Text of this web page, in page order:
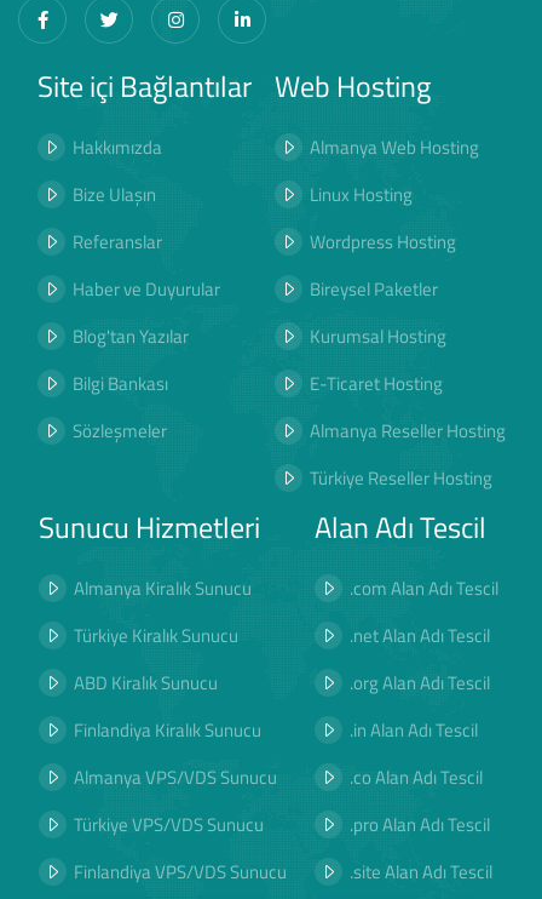
Site içi Bağlantılar
Hakkımızda
Bize Ulaşın
Referanslar
Haber ve Duyurular
Blog'tan Yazılar
Bilgi Bankası
Sözleşmeler
Web Hosting
Almanya Web Hosting
Linux Hosting
Wordpress Hosting
Bireysel Paketler
Kurumsal Hosting
E-Ticaret Hosting
Almanya Reseller Hosting
Türkiye Reseller Hosting
Sunucu Hizmetleri
Almanya Kiralık Sunucu
Türkiye Kiralık Sunucu
ABD Kiralık Sunucu
Finlandiya Kiralık Sunucu
Almanya VPS/VDS Sunucu
Türkiye VPS/VDS Sunucu
Finlandiya VPS/VDS Sunucu
Alan Adı Tescil
.com Alan Adı Tescil
.net Alan Adı Tescil
.org Alan Adı Tescil
.in Alan Adı Tescil
.co Alan Adı Tescil
.pro Alan Adı Tescil
.site Alan Adı Tescil